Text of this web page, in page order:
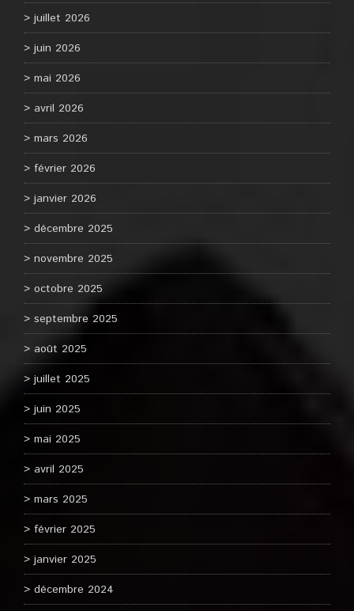
juillet 2026
juin 2026
mai 2026
avril 2026
mars 2026
février 2026
janvier 2026
décembre 2025
novembre 2025
octobre 2025
septembre 2025
août 2025
juillet 2025
juin 2025
mai 2025
avril 2025
mars 2025
février 2025
janvier 2025
décembre 2024